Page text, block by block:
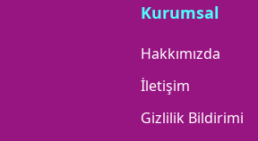
Kurumsal
Hakkımızda
İletişim
Gizlilik Bildirimi